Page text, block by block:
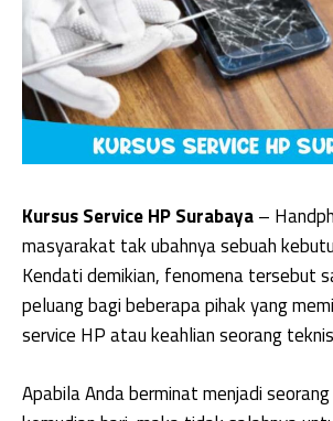
Kursus Service HP Surabaya–
masyarakat tak ubahnya sebuah
Kendati demikian, fenomena tersebut
peluang bagi beberapa pihak yang
service HP atau keahlian seorang
Apabila Anda berminat menjadi